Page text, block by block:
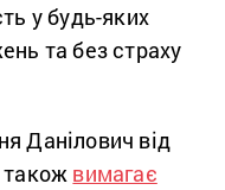
у будь-яких
та без страху
Данілович від
також вимагає